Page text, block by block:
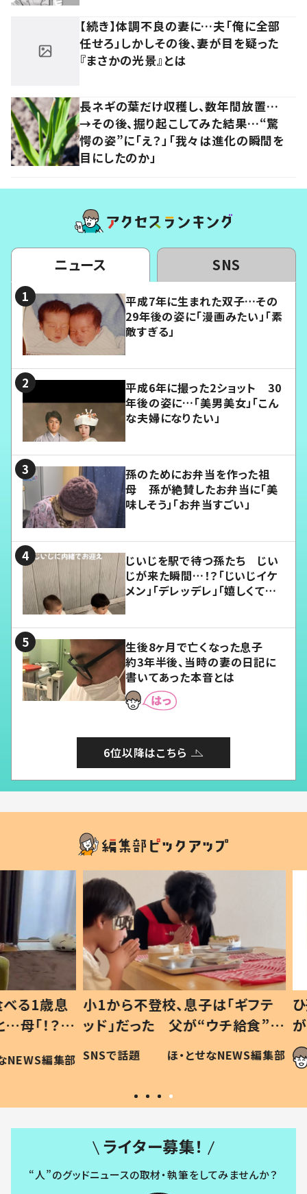
【続き】体調不良の妻に…夫「俺に全部
任せろ」しかしその後、妻が目を疑った
『まさかの光景』とは
長ネギの葉だけ収穫し、数年間放置…
→その後、掘り起こしてみた結果…“驚
愕の姿”に「え？」「我々は進化の瞬間を
目にしたのか」
ニュース SNS
平成7年に生まれた双子…その
29年後の姿に「漫画みたい」「素
敵すぎる」
平成6年に撮った2ショット 30
年後の姿に…「美男美女」「こん
な夫婦になりたい」
孫のためにお弁当を作った祖
母 孫が絶賛したお弁当に「美
味しそう」「お弁当すごい」
じいじを駅で待つ孫たち じい
じが来た瞬間…！？「じいじイケ
メン」「デレッデレ」「嬉しくて可
生後8ヶ月で亡くなった息子
約3年半後、当時の妻の日記に
書いてあった本音とは
6位以降はこちら
歳息
？」
編集部
小1から不登校、息子は「ギフテ
ッド」だった 父が“ウチ給食”を
作り続ける理由とは #令和の親
#令和の子
SNSで話題 ほ・とせなNEWS編集部
ひ孫
が、
「涙が
い」
ライター募集！
“人”のグッドニュースの取材・執筆をしてみませんか？